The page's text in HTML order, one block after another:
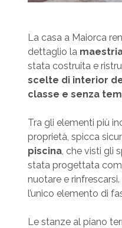
La casa a Maiorca
dettaglio la
stata costruita e
scelte di interior
classe e senza
Tra gli elementi più
proprietà, spicca
piscina, che visti gli
stata progettata
nuotare e
l’unico elemento di
Le stanze al piano